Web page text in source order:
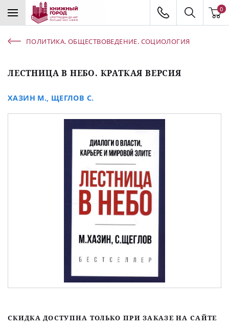
0
ПОЛИТИКА. ОБЩЕСТВОВЕДЕНИЕ. СОЦИОЛОГИЯ
ЛЕСТНИЦА В НЕБО. КРАТКАЯ ВЕРСИЯ
ХАЗИН М. ЩЕГЛОВ С.
СКИДКА ДОСТУПНА ТОЛЬКО ПРИ ЗАКАЗЕ НА САЙТЕ